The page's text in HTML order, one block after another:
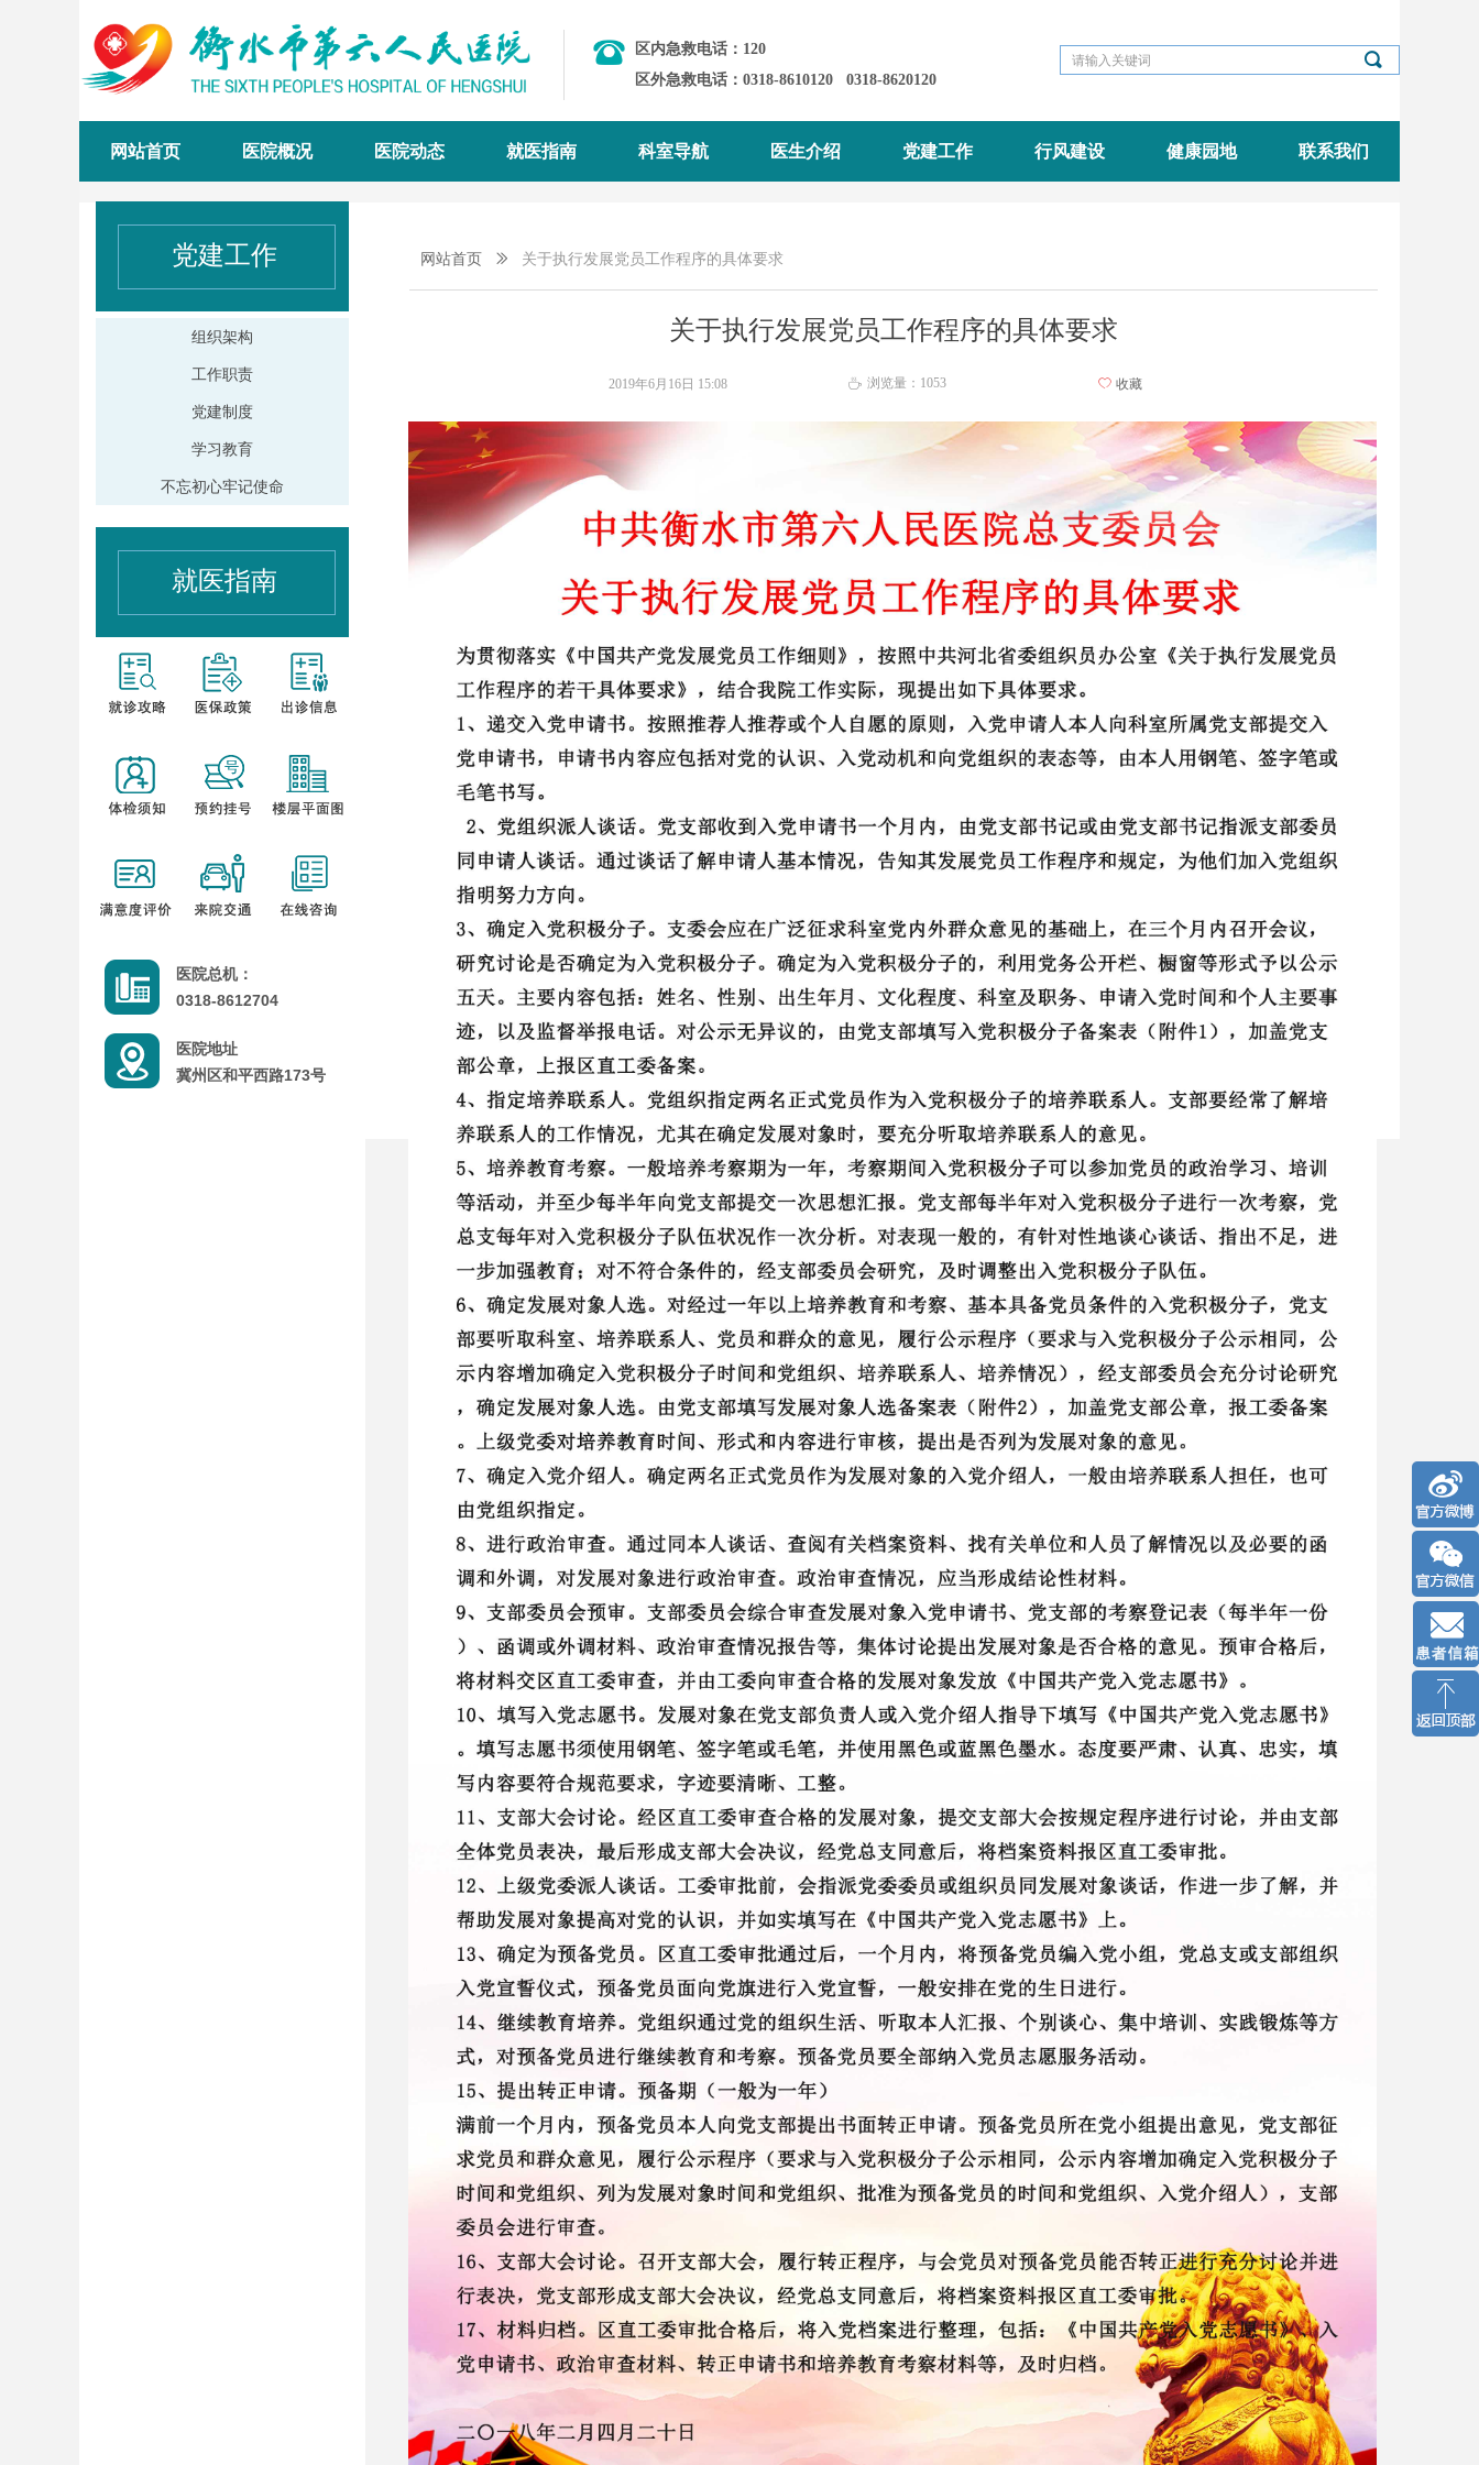
网站首页 医院概况 医院动态 就医指南 科室导航 医生介绍 党建工作 行风建设 健康园地 联系我们
끠
区内急救电话：120
区外急救电话：0318-8610120 0318-8620120
关于执行发展党员工作程序的具体要求
网站首页 ꅀ 关于执行发展党员工作程序的具体要求
2019年6月16日 15:08 ꄘ 浏览量： 1053 ꄀ 收藏
党建工作
组织架构
工作职责
党建制度
学习教育
不忘初心牢记使命
医院总机：
0318-8612704
就医指南
医院地址
冀州区和平西路173号